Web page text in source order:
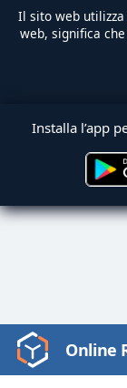
Il sito web utilizza
web, significa
Installa l’app
Video
Player
Online